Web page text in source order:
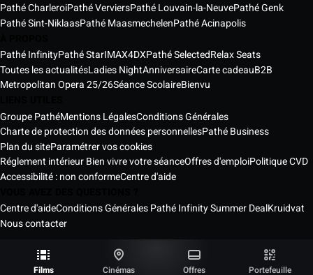
Films Cinémas Offres Portefeuille
Pathé CharleroiPathé VerviersPathé Louvain-la-NeuvePathé Genk
Pathé Sint-NiklaasPathé MaasmechelenPathé Acinapolis
Pathé InfinityPathé StarIMAX4DXPathé SelectedRelax Seats
Toutes les actualitésLadies NightAnniversaireCarte cadeauB2B
Metropolitan Opera 25/26Séance ScolaireBienvu
Groupe PathéMentions LégalesConditions Générales
Charte de protection des données personnellesPathé Business
Plan du siteParamétrer vos cookies
Réglement intérieur Bien vivre votre séanceOffres d'emploiPolitique CVD
Accessibilité : non conformeCentre d'aide
Centre d'aideConditions Générales Pathé Infinity Summer DealKruidvat
Nous contacter
Les Cinémas Pathé Belgique © 2026
Tous droits réservés ®